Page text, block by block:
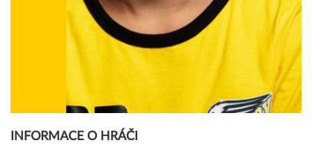
INFORMACE O HRÁČI